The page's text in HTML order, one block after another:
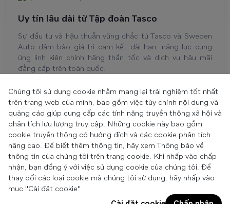
Uy tín lâu dài từ Tập đoàn Tasco
Sự đầu tư và hậu thuẫn vững chắc từ Tasco và Sweden
Auto đảm bảo giá trị cam kết dài hạn, năng lực cung
ứng linh kiện chính hãng thần tốc và dịch vụ hậu mãi
đẳng cấp trên toàn quốc.
Copyright © 2025 Volvo Car Corporation (or its affiliates or licensors).
Cookies
Privacy
Media/Press
Chúng tôi sử dụng cookie nhằm mang lại trải nghiệm tốt nhất
trên trang web của mình, bao gồm việc tùy chỉnh nội dung và
quảng cáo giúp cung cấp các tính năng truyền thông xã hội và
phân tích lưu lượng truy cập. Những cookie này bao gồm
cookie truyền thông có hướng đích và các cookie phân tích
nâng cao. Để biết thêm thông tin, hãy xem Thông báo về
thông tin của chúng tôi trên trang cookie. Khi nhấp vào chấp
nhận, bạn đồng ý với việc sử dụng cookie của chúng tôi. Để
thay đổi các loại cookie mà chúng tôi sử dụng, hãy nhấp vào
mục "Cài đặt cookie"